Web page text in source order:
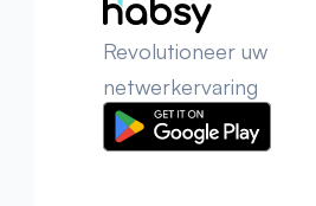
Revolutioneer uw
netwerkervaring